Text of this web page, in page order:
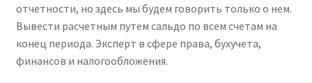
отчетности, но здесь мы будем говорить только о нем.
Вывести расчетным путем сальдо по всем счетам на
конец периода. Эксперт в сфере права, бухучета,
финансов и налогообложения.